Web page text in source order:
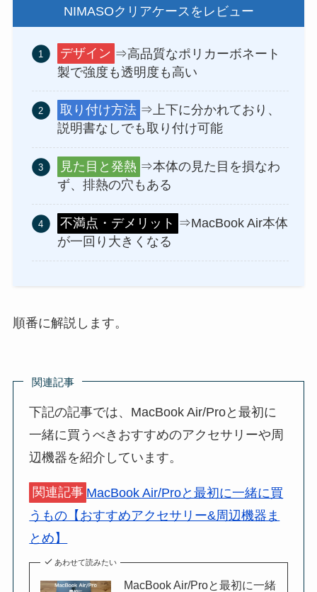
NIMASOクリアケースをレビュー
デザイン ⇒高品質なポリカーボネート
製で強度も透明度も高い
取り付け方法 ⇒上下に分かれており、
説明書なしでも取り付け可能
見た目と発熱 ⇒本体の見た目を損なわ
ず、排熱の穴もある
不満点・デメリット ⇒MacBook Air本体
が一回り大きくなる
順番に解説します。
関連記事
下記の記事では、MacBook Air/Proと最初に
一緒に買うべきおすすめのアクセサリーや周
辺機器を紹介しています。
関連記事 MacBook Air/Proと最初に一緒に買
うもの【おすすめアクセサリー&周辺機器ま
とめ】
あわせて読みたい
MacBook Air/Proと最初に一緒